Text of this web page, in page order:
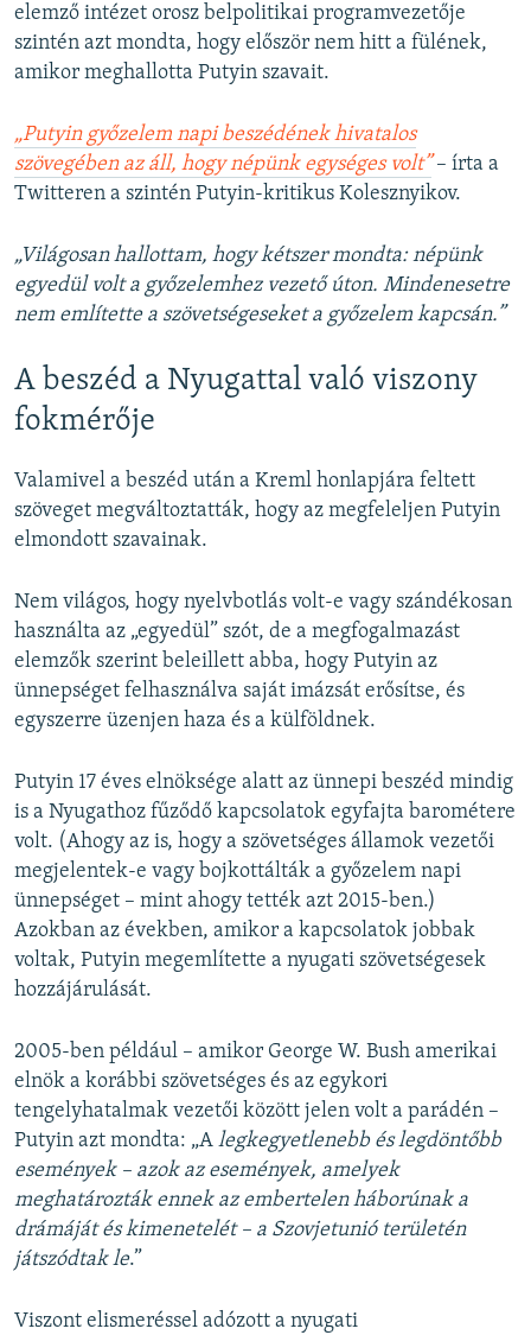
elemző intézet orosz belpolitikai programvezetője
szintén azt mondta, hogy először nem hitt a fülének,
amikor meghallotta Putyin szavait.
„Putyin győzelem napi beszédének hivatalos
szövegében az áll, hogy népünk egységes volt”– írta a
Twitteren a szintén Putyin-kritikus Kolesznyikov.
„Világosan hallottam, hogy kétszer mondta: népünk
egyedül volt a győzelemhez vezető úton. Mindenesetre
nem említette a szövetségeseket a győzelem kapcsán.”
A beszéd a Nyugattal való viszony
fokmérője
Valamivel a beszéd után a Kreml honlapjára feltett
szöveget megváltoztatták, hogy az megfeleljen Putyin
elmondott szavainak.
Nem világos, hogy nyelvbotlás volt-e vagy szándékosan
használta az „egyedül” szót, de a megfogalmazást
elemzők szerint beleillett abba, hogy Putyin az
ünnepséget felhasználva saját imázsát erősítse, és
egyszerre üzenjen haza és a külföldnek.
Putyin 17 éves elnöksége alatt az ünnepi beszéd mindig
is a Nyugathoz fűződő kapcsolatok egyfajta barométere
volt. (Ahogy az is, hogy a szövetséges államok vezetői
megjelentek-e vagy bojkottálták a győzelem napi
ünnepséget – mint ahogy tették azt 2015-ben.)
Azokban az években, amikor a kapcsolatok jobbak
voltak, Putyin megemlítette a nyugati szövetségesek
hozzájárulását.
2005-ben például – amikor George W. Bush amerikai
elnök a korábbi szövetséges és az egykori
tengelyhatalmak vezetői között jelen volt a parádén –
Putyin azt mondta: „​A legkegyetlenebb és legdöntőbb
események – azok az események, amelyek
meghatározták ennek az embertelen háborúnak a
drámáját és kimenetelét – a Szovjetunió területén
játszódtak le.”
Viszont elismeréssel adózott a nyugati